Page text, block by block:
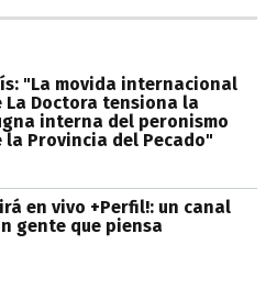
"La movida internacional
La Doctora tensiona la
interna del peronismo
la Provincia del Pecado"
en vivo +Perfil!: un canal
gente que piensa